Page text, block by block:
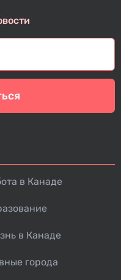
в Канаде
в Канаде
города